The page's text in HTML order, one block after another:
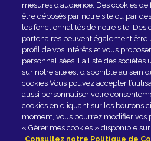
Rejoindre
EN SAVOIR
mesures d’audience. Des cookies
être déposés par notre site ou par
les fonctionnalités de notre site. Des
partenaires peuvent également être
profil de vos intérêts et vous
personnalisées. La liste des sociétés
sur notre site est disponible au sein
cookies Vous pouvez accepter
aussi personnaliser votre
cookies en cliquant sur les boutons
moment, vous pourrez modifier vos
« Gérer mes cookies » disponible
Consultez notre Politique de